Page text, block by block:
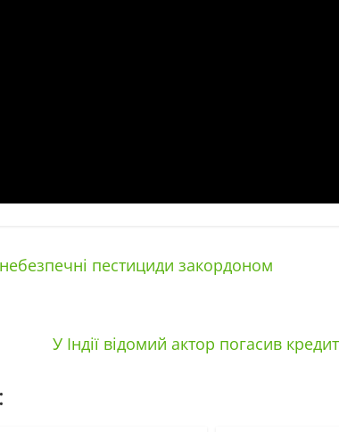
пестициди закордоном
У Індії відомий актор погасив